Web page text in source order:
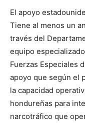
El apoyo
Tiene al menos un
través del
equipo
Fuerzas Especiales
apoyo que según el
la capacidad
hondureñas para
narcotráfico que